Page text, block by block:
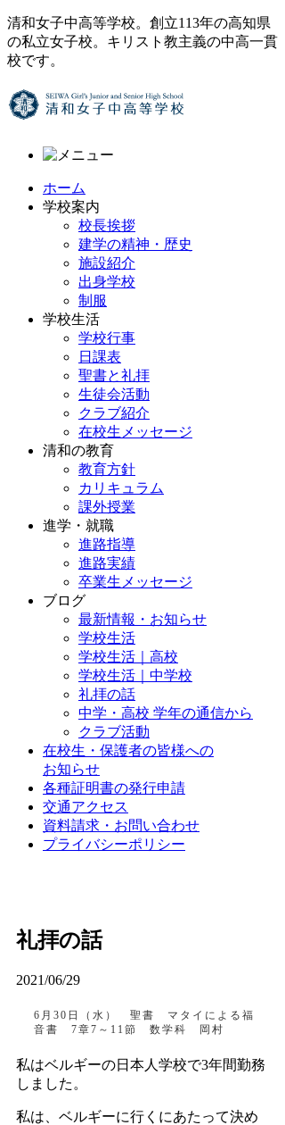
清和女子中高等学校。創立113年の高知県
の私立女子校。キリスト教主義の中高一貫
校です。
ホーム
学校案内
校長挨拶
建学の精神・歴史
施設紹介
出身学校
制服
学校生活
学校行事
日課表
聖書と礼拝
生徒会活動
クラブ紹介
在校生メッセージ
清和の教育
教育方針
カリキュラム
課外授業
進学・就職
進路指導
進路実績
卒業生メッセージ
ブログ
最新情報・お知らせ
学校生活
学校生活｜高校
学校生活｜中学校
礼拝の話
中学・高校 学年の通信から
クラブ活動
在校生・保護者の皆様への
お知らせ
各種証明書の発行申請
交通アクセス
資料請求・お問い合わせ
プライバシーポリシー
礼拝の話
2021/06/29
6月30日（水） 聖書 マタイによる福
音書 7章7～11節 数学科 岡村
私はベルギーの日本人学校で3年間勤務
しました。
私は、ベルギーに行くにあたって決め